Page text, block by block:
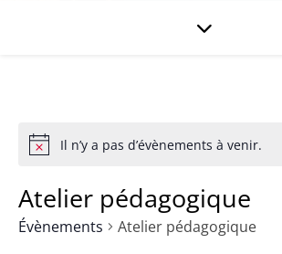
Il n’y a pas d’évènements à venir.
Atelier pédagogique
Évènements Atelier pédagogique